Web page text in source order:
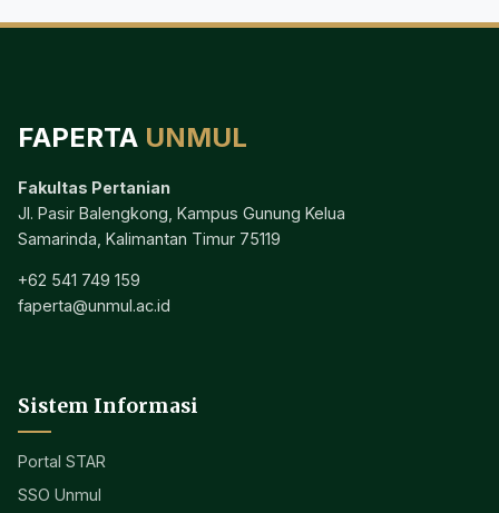
FAPERTA UNMUL
Fakultas Pertanian
Jl. Pasir Balengkong, Kampus Gunung Kelua
Samarinda, Kalimantan Timur 75119
+62 541 749 159
faperta@unmul.ac.id
Sistem Informasi
Portal STAR
SSO Unmul